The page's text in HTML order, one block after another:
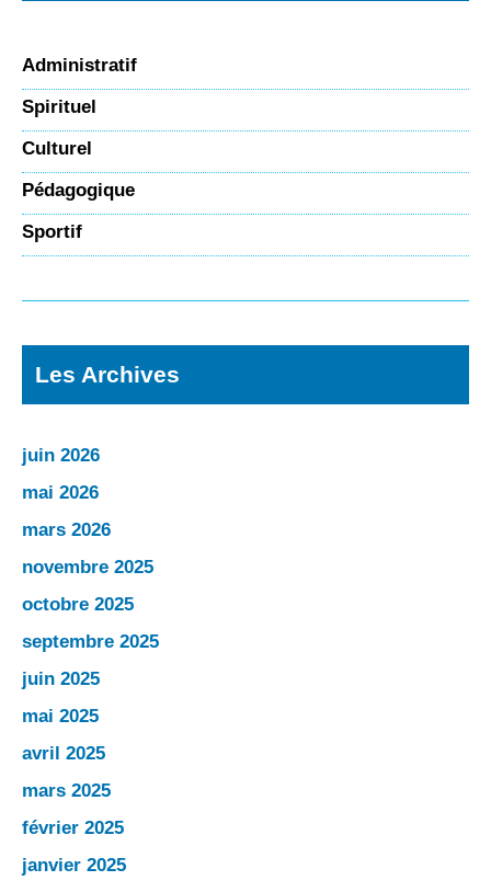
Administratif
Spirituel
Culturel
Pédagogique
Sportif
Les Archives
juin 2026
mai 2026
mars 2026
novembre 2025
octobre 2025
septembre 2025
juin 2025
mai 2025
avril 2025
mars 2025
février 2025
janvier 2025